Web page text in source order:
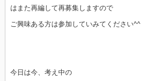
はまた再編して再募集しますので
ご興味ある方は参加していみてください^^
今日は今、考え中の